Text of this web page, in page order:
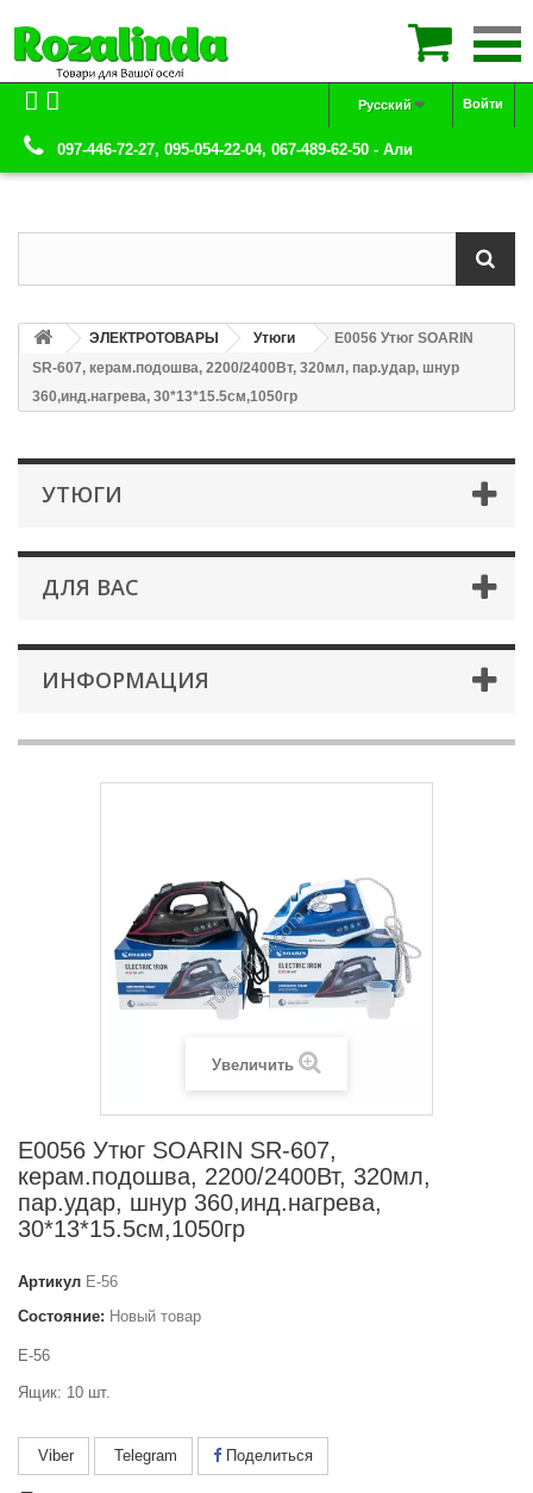
Войти
Русский
097-446-72-27, 095-054-22-04, 067-489-62-50 - Али
ЭЛЕКТРОТОВАРЫ Утюги
Е0056 Утюг SOARIN
SR-607, керам.подошва, 2200/2400Вт, 320мл, пар.удар, шнур
360,инд.нагрева, 30*13*15.5см,1050гр
УТЮГИ
ДЛЯ ВАС
ИНФОРМАЦИЯ
Увеличить
Е0056 Утюг SOARIN SR-607,
керам.подошва, 2200/2400Вт, 320мл,
пар.удар, шнур 360,инд.нагрева,
30*13*15.5см,1050гр
Артикул E-56
Состояние: Новый товар
E-56
Ящик: 10 шт.
Viber Telegram Поделиться
